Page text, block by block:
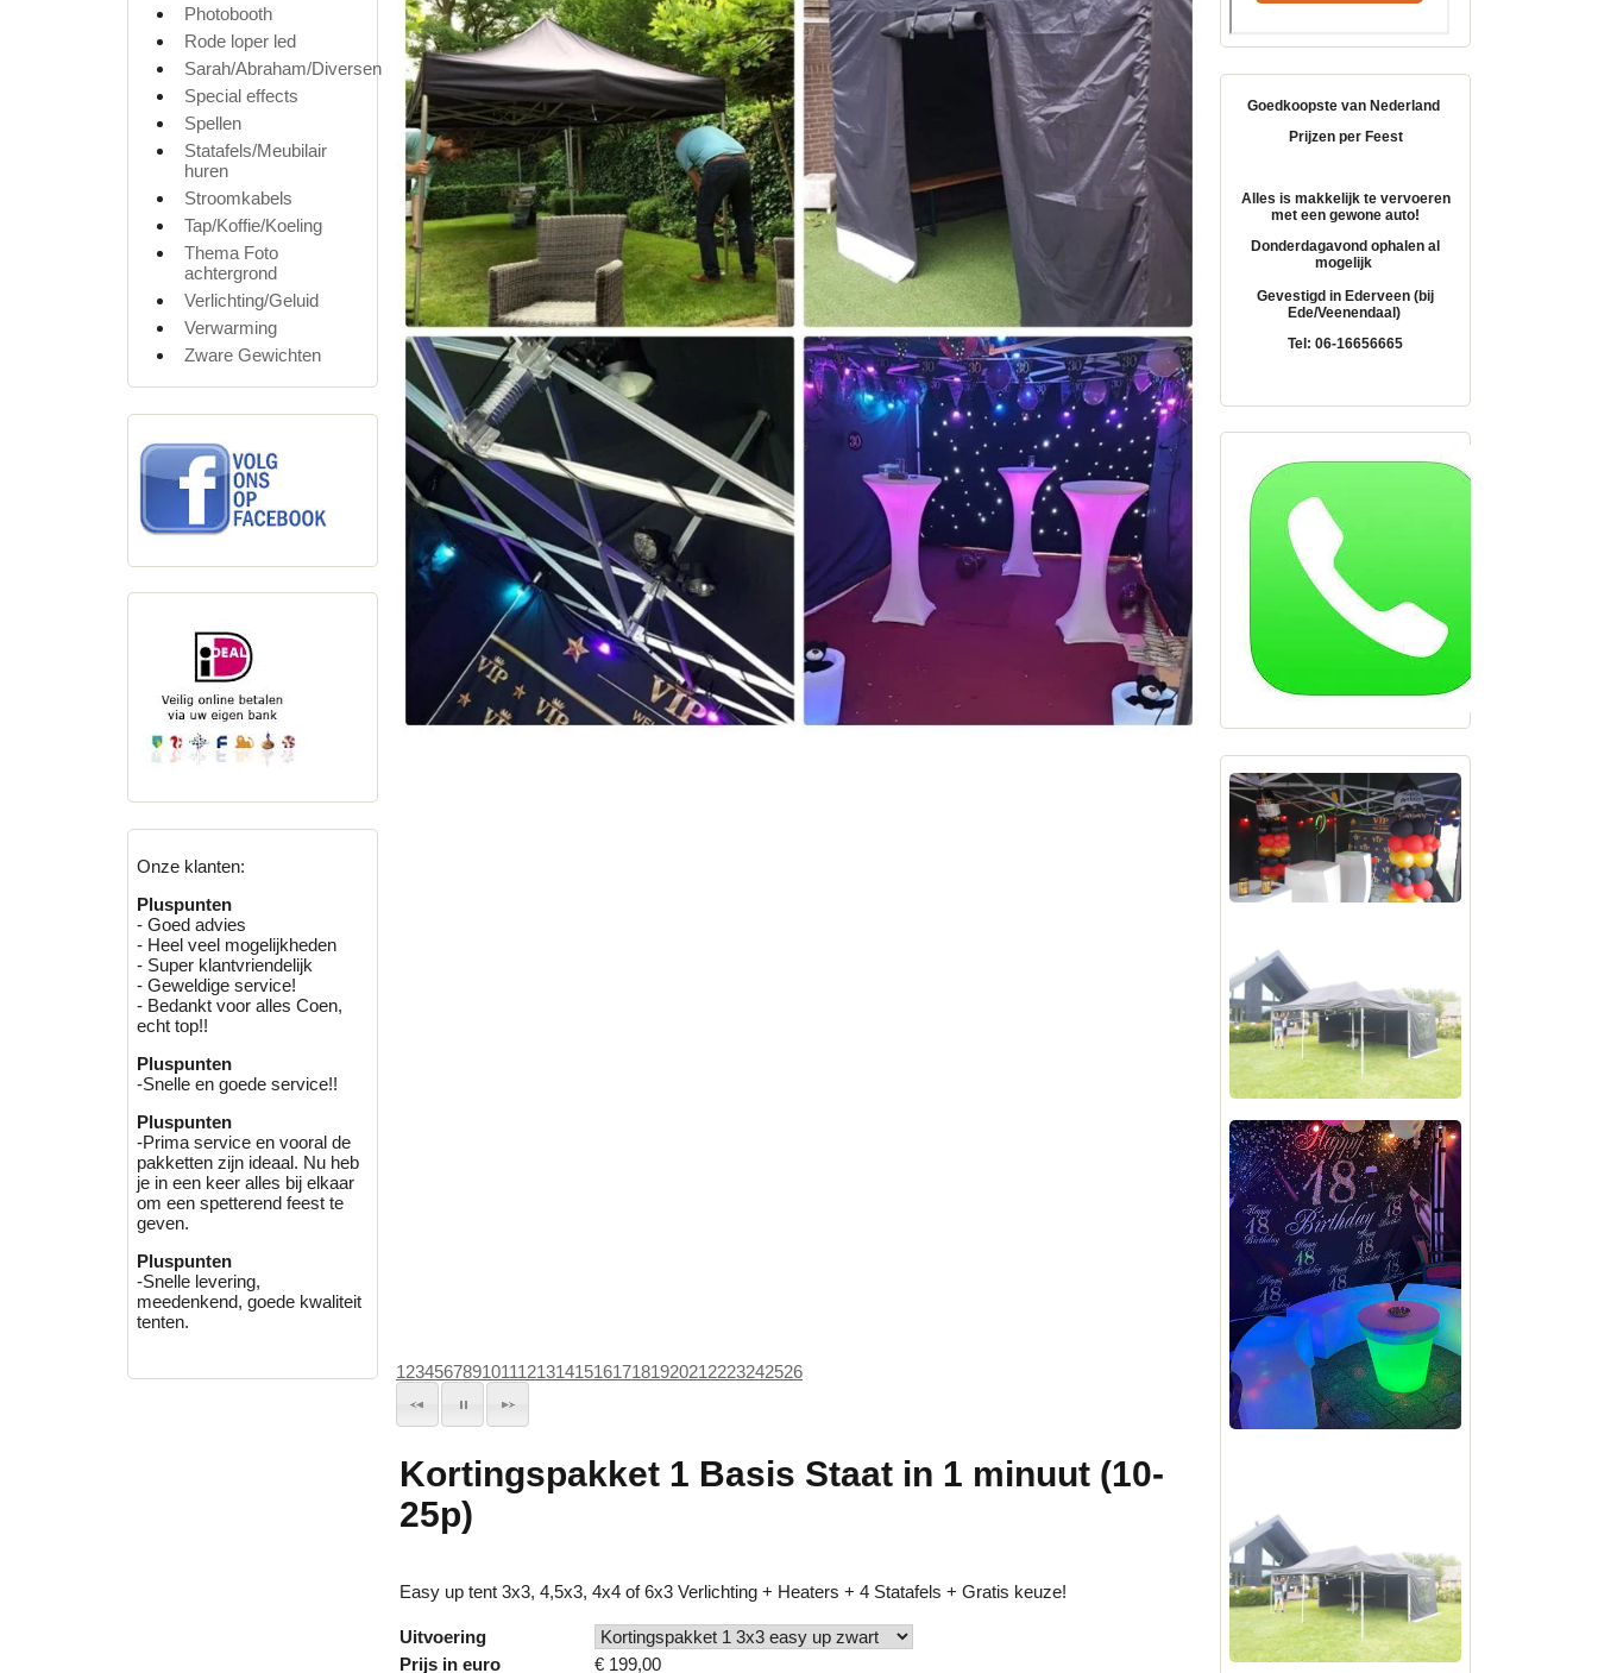
Photobooth
Rode loper led
Sarah/Abraham/Diversen
Special effects
Spellen
Statafels/Meubilair
huren
Stroomkabels
Tap/Koffie/Koeling
Thema Foto
achtergrond
Verlichting/Geluid
Verwarming
Zware Gewichten
Onze klanten:
Pluspunten
- Goed advies
- Heel veel mogelijkheden
- Super klantvriendelijk
- Geweldige service!
- Bedankt voor alles Coen,
echt top!!
Pluspunten
-Snelle en goede service!!
Pluspunten
-Prima service en vooral de
pakketten zijn ideaal. Nu heb
je in een keer alles bij elkaar
om een spetterend feest te
geven.
Pluspunten
-Snelle levering,
meedenkend, goede kwaliteit
tenten.
1234567891011121314151617181920212223242526
Kortingspakket 1 Basis Staat in 1 minuut (10-
25p)
Easy up tent 3x3, 4,5x3, 4x4 of 6x3 Verlichting + Heaters + 4 Statafels + Gratis keuze!
Uitvoering
Prijs in euro
€ 199,00
Goedkoopste van Nederland
Prijzen per Feest
Alles is makkelijk te vervoeren
met een gewone auto!
Donderdagavond ophalen al
mogelijk
Gevestigd in Ederveen (bij
Ede/Veenendaal)
Tel: 06-16656665